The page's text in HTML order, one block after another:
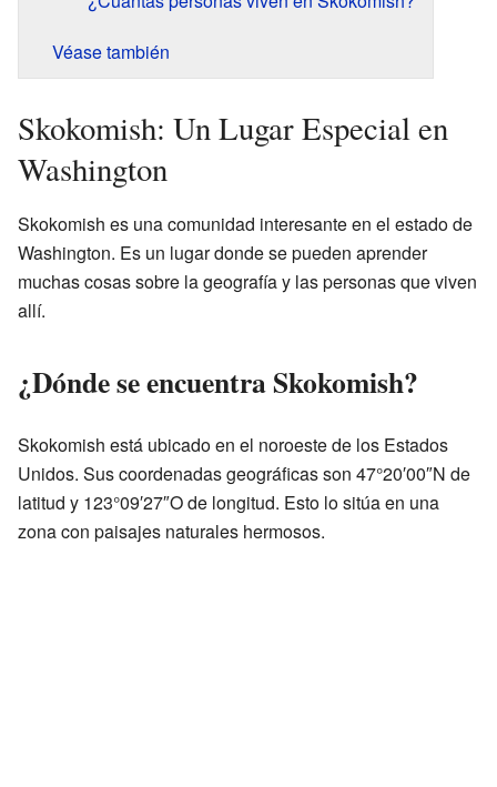
Véase también
Skokomish: Un Lugar Especial en
Washington
Skokomish es una comunidad interesante en el estado de
Washington. Es un lugar donde se pueden aprender
muchas cosas sobre la geografía y las personas que viven
allí.
¿Dónde se encuentra Skokomish?
Skokomish está ubicado en el noroeste de los Estados
Unidos. Sus coordenadas geográficas son 47°20′00″N de
latitud y 123°09′27″O de longitud. Esto lo sitúa en una
zona con paisajes naturales hermosos.